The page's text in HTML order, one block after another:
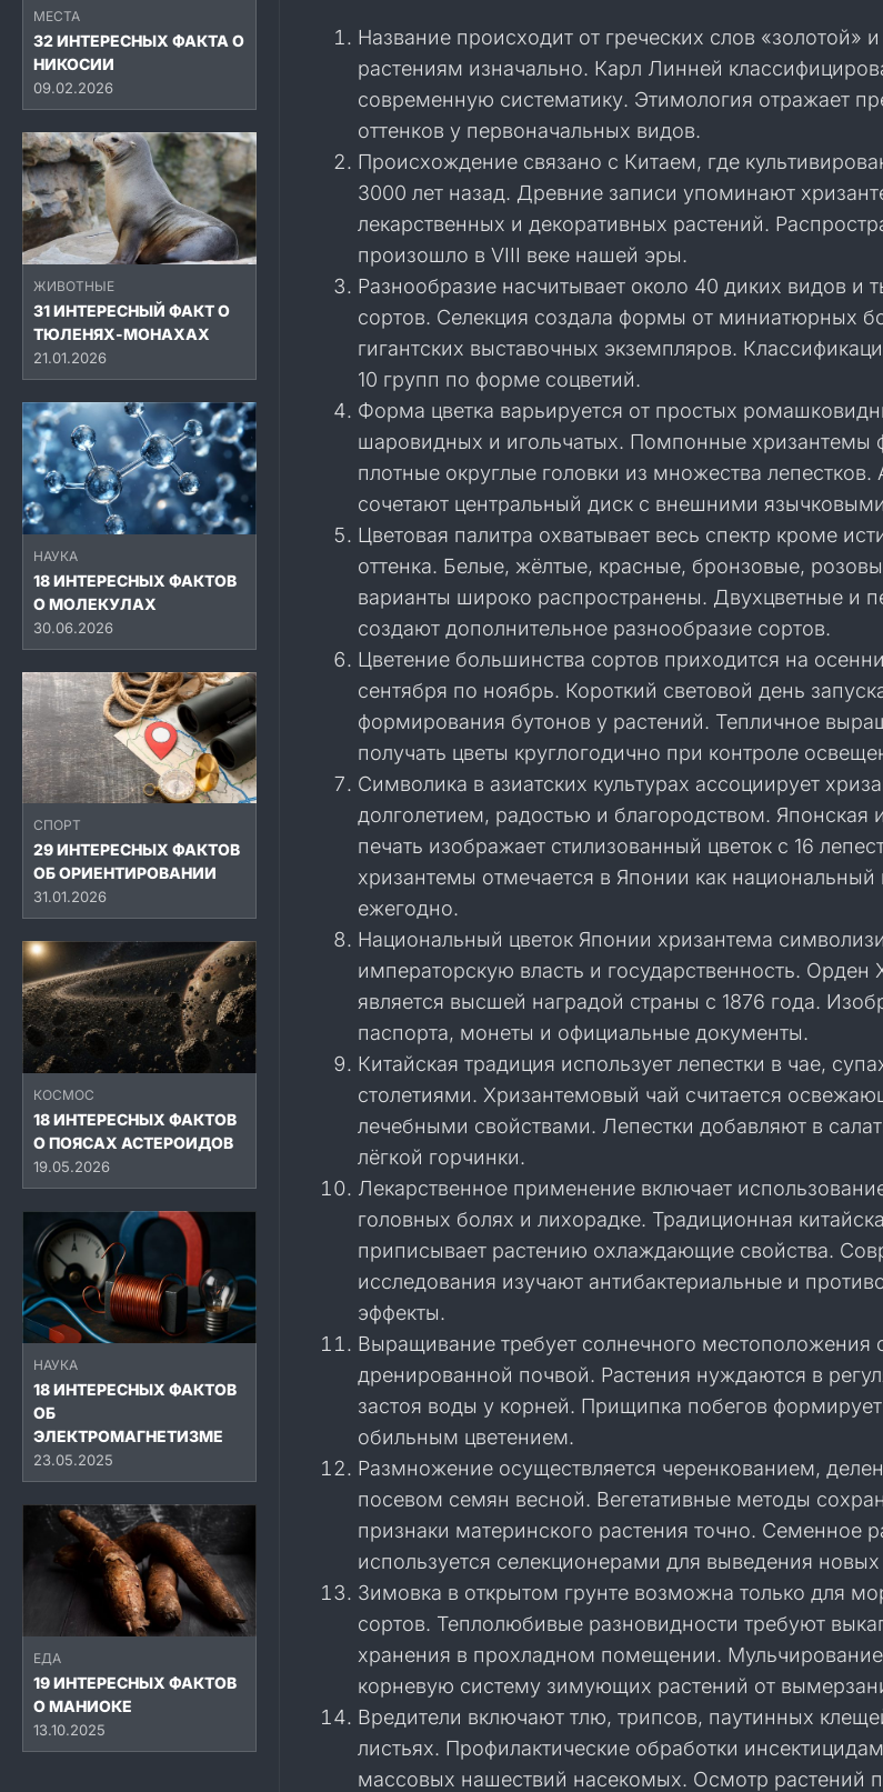
МЕСТА
32 ИНТЕРЕСНЫХ ФАКТА О
НИКОСИИ
09.02.2026
ЖИВОТНЫЕ
31 ИНТЕРЕСНЫЙ ФАКТ О
ТЮЛЕНЯХ-МОНАХАХ
21.01.2026
НАУКА
18 ИНТЕРЕСНЫХ ФАКТОВ
О МОЛЕКУЛАХ
30.06.2026
СПОРТ
29 ИНТЕРЕСНЫХ ФАКТОВ
ОБ ОРИЕНТИРОВАНИИ
31.01.2026
КОСМОС
18 ИНТЕРЕСНЫХ ФАКТОВ
О ПОЯСАХ АСТЕРОИДОВ
19.05.2026
НАУКА
18 ИНТЕРЕСНЫХ ФАКТОВ
ОБ
ЭЛЕКТРОМАГНЕТИЗМЕ
23.05.2025
ЕДА
19 ИНТЕРЕСНЫХ ФАКТОВ
О МАНИОКЕ
13.10.2025
Название происходит от греческих слов «золотой»
растениям изначально. Карл Линней
современную систематику. Этимология отражает
оттенков у первоначальных видов.
Происхождение связано с Китаем, где
3000 лет назад. Древние записи упоминают
лекарственных и декоративных растений.
произошло в VIII веке нашей эры.
Разнообразие насчитывает около 40 диких видов и
сортов. Селекция создала формы от миниатюрных
гигантских выставочных экземпляров.
10 групп по форме соцветий.
Форма цветка варьируется от простых
шаровидных и игольчатых. Помпонные хризантемы
плотные округлые головки из множества
сочетают центральный диск с внешними
Цветовая палитра охватывает весь спектр кроме
оттенка. Белые, жёлтые, красные, бронзовые,
варианты широко распространены. Двухцветные и
создают дополнительное разнообразие сортов.
Цветение большинства сортов приходится на
сентября по ноябрь. Короткий световой день
формирования бутонов у растений. Тепличное
получать цветы круглогодично при контроле
Символика в азиатских культурах ассоциирует
долголетием, радостью и благородством. Японская
печать изображает стилизованный цветок с 16
хризантемы отмечается в Японии как национальный
ежегодно.
Национальный цветок Японии хризантема
императорскую власть и государственность. Орден
является высшей наградой страны с 1876 года.
паспорта, монеты и официальные документы.
Китайская традиция использует лепестки в чае,
столетиями. Хризантемовый чай считается
лечебными свойствами. Лепестки добавляют в
лёгкой горчинки.
Лекарственное применение включает
головных болях и лихорадке. Традиционная
приписывает растению охлаждающие свойства.
исследования изучают антибактериальные и
эффекты.
Выращивание требует солнечного местоположения
дренированной почвой. Растения нуждаются в
застоя воды у корней. Прищипка побегов
обильным цветением.
Размножение осуществляется черенкованием,
посевом семян весной. Вегетативные методы
признаки материнского растения точно. Семенное
используется селекционерами для выведения
Зимовка в открытом грунте возможна только для
сортов. Теплолюбивые разновидности требуют
хранения в прохладном помещении.
корневую систему зимующих растений от
Вредители включают тлю, трипсов, паутинных
листьях. Профилактические обработки
массовых нашествий насекомых. Осмотр растений